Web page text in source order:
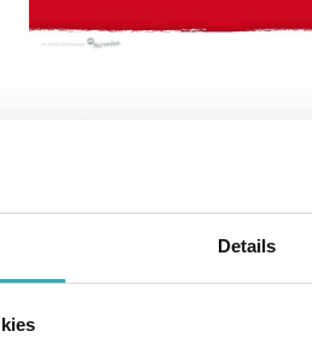
Details